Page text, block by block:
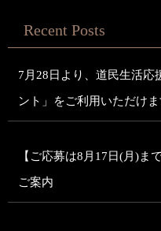
Recent Posts
7月28日より、道民生活応
ント」をご利用いただけま
【ご応募は8月17日(月)ま
ご案内